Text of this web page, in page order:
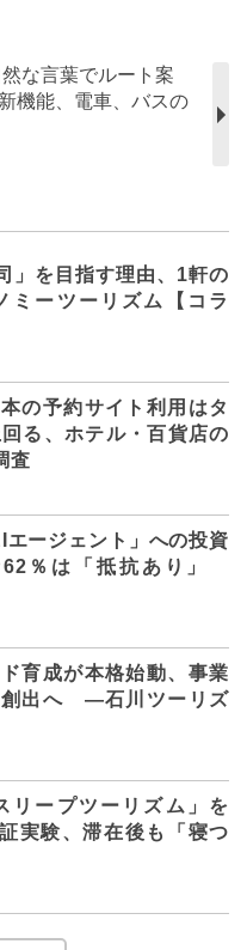
な言葉でルート案
機能、電車、バスの
」を目指す理由、1軒の
ミーツーリズム【コラ
の予約サイト利用はタ
る、ホテル・百貨店の
査
ージェント」への投資
62％は「抵抗あり」
育成が本格始動、事業
創出へ ―石川ツーリズ
リープツーリズム」を
実験、滞在後も「寝つ